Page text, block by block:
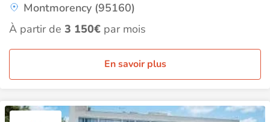
Montmorency (95160)
À partir de 3 150€ par mois
En savoir plus